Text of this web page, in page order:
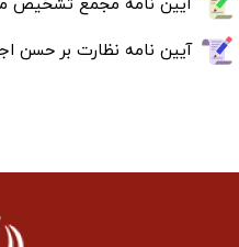
آیین نامه نظارت بر حسن